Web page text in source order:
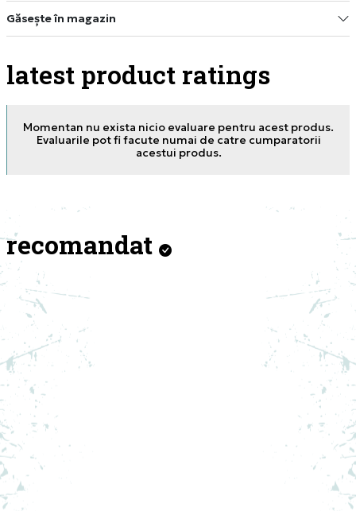
Găsește în magazin
latest product ratings
Momentan nu exista nicio evaluare pentru acest produs.
Evaluarile pot fi facute numai de catre cumparatorii
acestui produs.
recomandat